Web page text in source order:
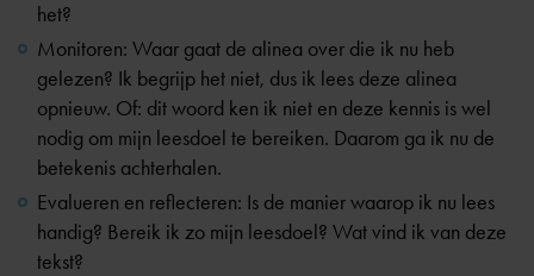
het?
Monitoren: Waar gaat de alinea over die ik nu heb
gelezen? Ik begrijp het niet, dus ik lees deze alinea
opnieuw. Of: dit woord ken ik niet en deze kennis is wel
nodig om mijn leesdoel te bereiken. Daarom ga ik nu de
betekenis achterhalen.
Evalueren en reflecteren: Is de manier waarop ik nu lees
handig? Bereik ik zo mijn leesdoel? Wat vind ik van deze
tekst?